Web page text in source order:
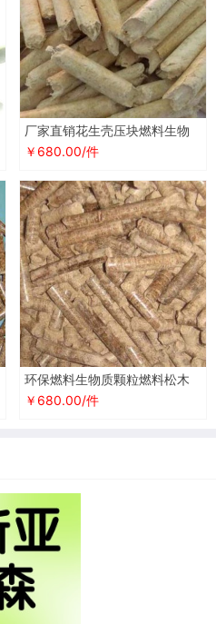
厂家直销花生壳压块燃料生物
颗粒秸秆煤 生物质颗粒燃料
￥680.00/件
环保燃料生物质颗粒燃料松木
木屑颗粒能源节能厂家直供FSC
￥680.00/件